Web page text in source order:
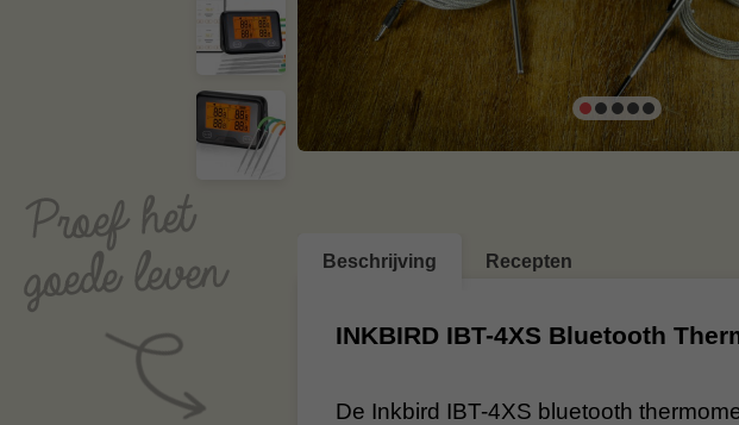
Beschrijving Recepten
INKBIRD IBT-4XS Bluetooth
De Inkbird IBT-4XS bluetooth